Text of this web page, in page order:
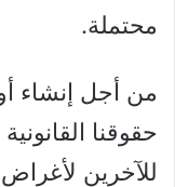
محتملة.
من أجل إنشاء
حقوقنا
للآخرين